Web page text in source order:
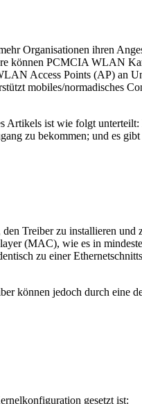
Organisationen ihren
können PCMCIA WLAN
Access Points (AP) an
mobiles/normadisches
ist wie folgt
zu bekommen; und es
Treiber zu installieren
(MAC), wie es in
zu einer
können jedoch durch eine
gesetzt ist: